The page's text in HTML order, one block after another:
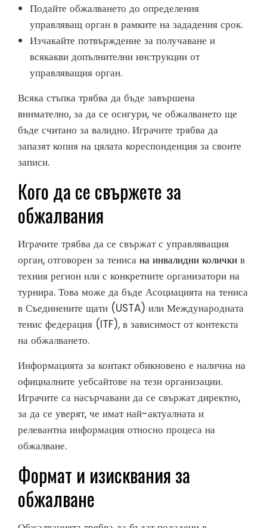
Подайте обжалването до определения
управляващ орган в рамките на зададения срок.
Изчакайте потвърждение за получаване и
всякакви допълнителни инструкции от
управляващия орган.
Всяка стъпка трябва да бъде завършена
внимателно, за да се осигури, че обжалването ще
бъде считано за валидно. Играчите трябва да
запазят копия на цялата кореспонденция за своите
записи.
Кого да се свържете за
обжалвания
Играчите трябва да се свържат с управляващия
орган, отговорен за тениса на инвалидни колички в
техния регион или с конкретните организатори на
турнира. Това може да бъде Асоциацията на тениса
в Съединените щати (USTA) или Международната
тенис федерация (ITF), в зависимост от контекста
на обжалването.
Информацията за контакт обикновено е налична на
официалните уебсайтове на тези организации.
Играчите са насърчавани да се свържат директно,
за да се уверят, че имат най-актуалната и
релевантна информация относно процеса на
обжалване.
Формат и изисквания за
обжалване